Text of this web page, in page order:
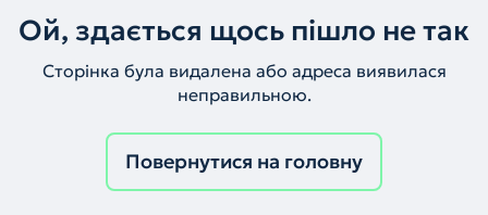
Ой, здається щось пішло не так
Сторінка була видалена або адреса виявилася
неправильною.
Повернутися на головну